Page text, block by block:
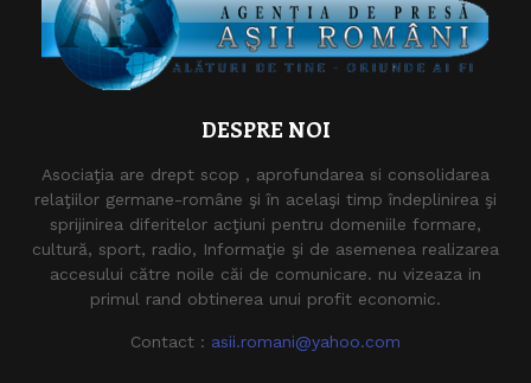
DESPRE NOI
Asociaţia are drept scop , aprofundarea si consolidarea
relaţiilor germane-române şi în acelaşi timp îndeplinirea şi
sprijinirea diferitelor acţiuni pentru domeniile formare,
cultură, sport, radio, Informaţie şi de asemenea realizarea
accesului către noile căi de comunicare. nu vizeaza in
primul rand obtinerea unui profit economic.
Contact : asii.romani@yahoo.com